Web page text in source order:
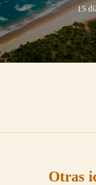
15
Otras